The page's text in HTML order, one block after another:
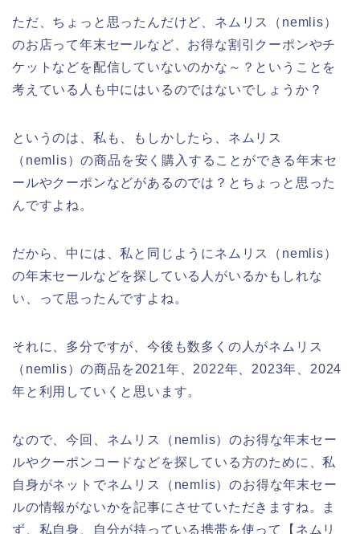
ただ、ちょっと思ったんだけど、ネムリス（nemlis）
のお店って年末セールなど、お得な割引クーポンやチ
ケットなどを配信していないのかな～？ということを
考えている人も中にはいるのではないでしょうか？
というのは、私も、もしかしたら、ネムリス
（nemlis）の商品を安く購入することができる年末セ
ールやクーポンなどがあるのでは？とちょっと思った
んですよね。
だから、中には、私と同じようにネムリス（nemlis）
の年末セールなどを探している人がいるかもしれな
い、って思ったんですよね。
それに、多分ですが、今後も数多くの人がネムリス
（nemlis）の商品を2021年、2022年、2023年、2024
年と利用していくと思います。
なので、今回、ネムリス（nemlis）のお得な年末セー
ルやクーポンコードなどを探している方のために、私
自身がネットでネムリス（nemlis）のお得な年末セー
ルの情報がないかを記事にさせていただきますね。ま
ず、私自身、自分が持っている携帯を使って【ネムリ